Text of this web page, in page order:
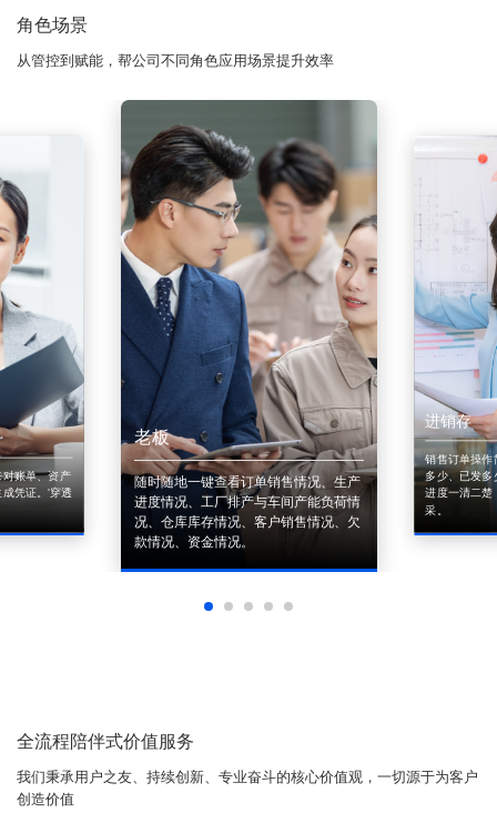
角色场景
从管控到赋能，帮公司不同角色应用场景提升效率
账单、资产
凭证。'穿透
老板
随时随地一键查看订单销售情况、生产
进度情况、工厂排产与车间产能负荷情
况、仓库库存情况、客户销售情况、欠
款情况、资金情况。
进销存
销售订单操作
多少、已发多
进度一清二楚
采。
全流程陪伴式价值服务
我们秉承用户之友、持续创新、专业奋斗的核心价值观，一切源于为客户
创造价值